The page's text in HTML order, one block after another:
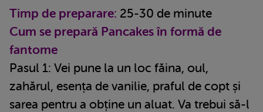
Timp de preparare: 25-30 de minute
Cum se prepară Pancakes în formă de
fantome
Pasul 1: Vei pune la un loc făina, oul,
zahărul, esența de vanilie, praful de copt și
sarea pentru a obține un aluat. Va trebui să-l